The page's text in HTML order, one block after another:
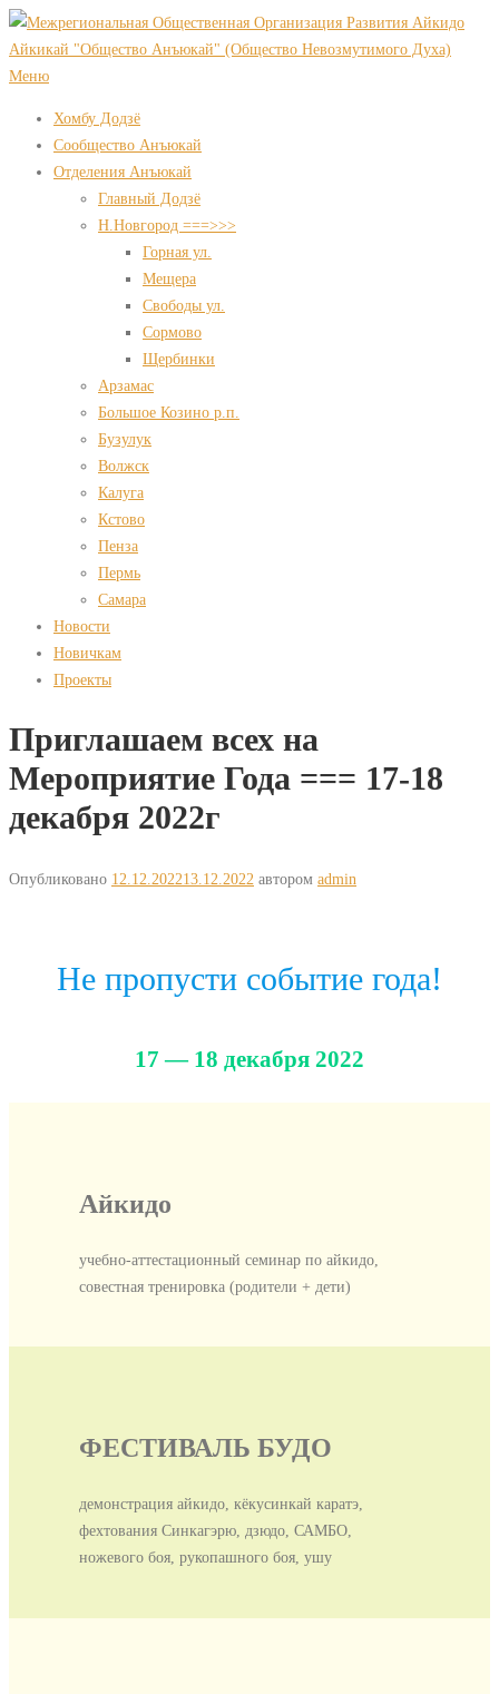
Перейти
к
содержимому
Меню
Хомбу Додзё
Сообщество Анъюкай
Отделения Анъюкай
Главный Додзё
Н.Новгород ===>>>
Горная ул.
Мещера
Свободы ул.
Сормово
Щербинки
Арзамас
Большое Козино р.п.
Бузулук
Волжск
Калуга
Кстово
Пенза
Пермь
Самара
Новости
Новичкам
Проекты
Приглашаем всех на
Мероприятие Года === 17-18
декабря 2022г
Опубликовано 12.12.202213.12.2022 автором admin
Не пропусти событие года!
17 — 18 декабря 2022
Айкидо
учебно-аттестационный семинар по айкидо,
совестная тренировка (родители + дети)
ФЕСТИВАЛЬ БУДО
демонстрация айкидо, кёкусинкай каратэ,
фехтования Синкагэрю, дзюдо, САМБО,
ножевого боя, рукопашного боя, ушу